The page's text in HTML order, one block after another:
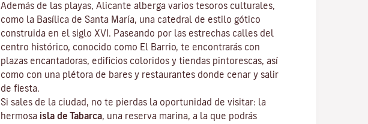
Además de las playas, Alicante alberga varios tesoros culturales,
como la Basílica de Santa María, una catedral de estilo gótico
construida en el siglo XVI. Paseando por las estrechas calles del
centro histórico, conocido como El Barrio, te encontrarás con
plazas encantadoras, edificios coloridos y tiendas pintorescas, así
como con una plétora de bares y restaurantes donde cenar y salir
de fiesta.
Si sales de la ciudad, no te pierdas la oportunidad de visitar: la
hermosa isla de Tabarca , una reserva marina, a la que podrás